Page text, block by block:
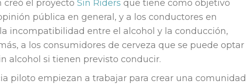
creó el proyecto Sin Riders que tiene como objetivo
pública en general, y a los conductores en
incompatibilidad entre el alcohol y la conducción,
a los consumidores de cerveza que se puede optar
alcohol si tienen previsto conducir.
piloto empiezan a trabajar para crear una comunidad